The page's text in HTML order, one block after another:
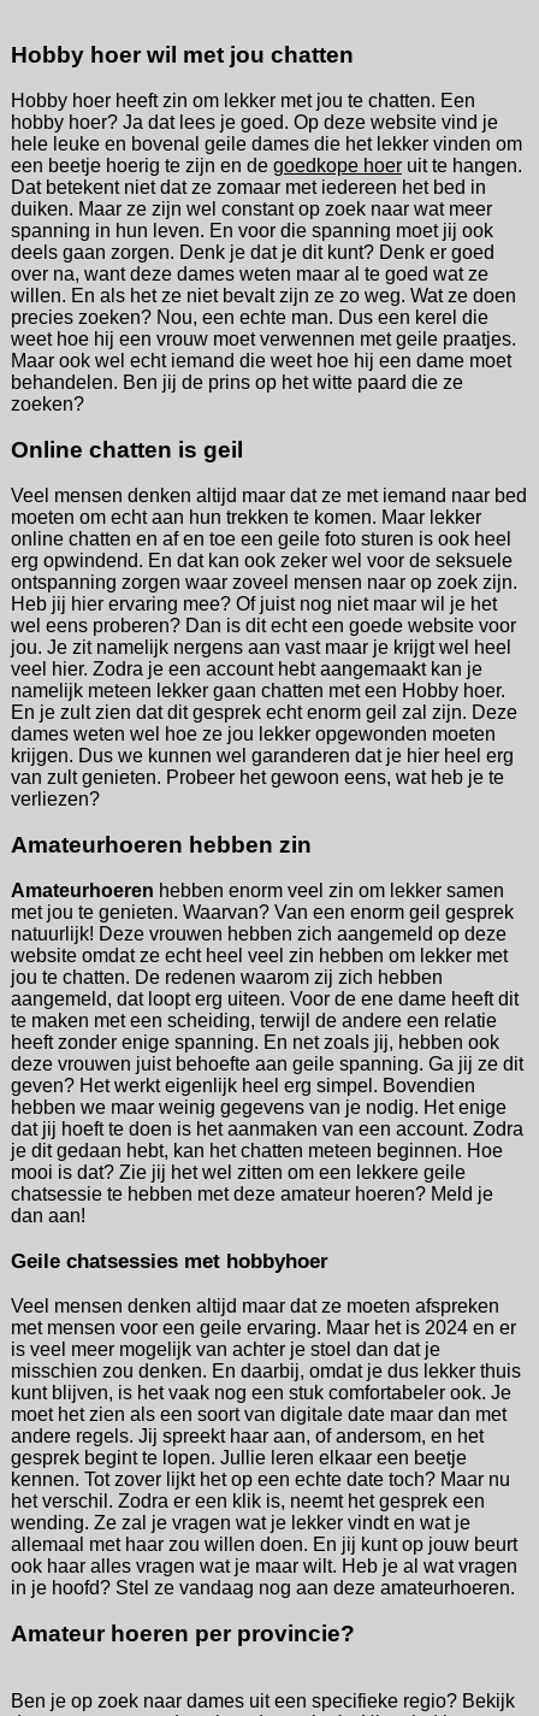
Hobby hoer wil met jou chatten
Hobby hoer heeft zin om lekker met jou te chatten. Een
hobby hoer? Ja dat lees je goed. Op deze website vind je
hele leuke en bovenal geile dames die het lekker vinden om
een beetje hoerig te zijn en de goedkope hoeruit te hangen.
Dat betekent niet dat ze zomaar met iedereen het bed in
duiken. Maar ze zijn wel constant op zoek naar wat meer
spanning in hun leven. En voor die spanning moet jij ook
deels gaan zorgen. Denk je dat je dit kunt? Denk er goed
over na, want deze dames weten maar al te goed wat ze
willen. En als het ze niet bevalt zijn ze zo weg. Wat ze doen
precies zoeken? Nou, een echte man. Dus een kerel die
weet hoe hij een vrouw moet verwennen met geile praatjes.
Maar ook wel echt iemand die weet hoe hij een dame moet
behandelen. Ben jij de prins op het witte paard die ze
zoeken?
Online chatten is geil
Veel mensen denken altijd maar dat ze met iemand naar bed
moeten om echt aan hun trekken te komen. Maar lekker
online chatten en af en toe een geile foto sturen is ook heel
erg opwindend. En dat kan ook zeker wel voor de seksuele
ontspanning zorgen waar zoveel mensen naar op zoek zijn.
Heb jij hier ervaring mee? Of juist nog niet maar wil je het
wel eens proberen? Dan is dit echt een goede website voor
jou. Je zit namelijk nergens aan vast maar je krijgt wel heel
veel hier. Zodra je een account hebt aangemaakt kan je
namelijk meteen lekker gaan chatten met een Hobby hoer.
En je zult zien dat dit gesprek echt enorm geil zal zijn. Deze
dames weten wel hoe ze jou lekker opgewonden moeten
krijgen. Dus we kunnen wel garanderen dat je hier heel erg
van zult genieten. Probeer het gewoon eens, wat heb je te
verliezen?
Amateurhoeren hebben zin
Amateurhoeren hebben enorm veel zin om lekker samen
met jou te genieten. Waarvan? Van een enorm geil gesprek
natuurlijk! Deze vrouwen hebben zich aangemeld op deze
website omdat ze echt heel veel zin hebben om lekker met
jou te chatten. De redenen waarom zij zich hebben
aangemeld, dat loopt erg uiteen. Voor de ene dame heeft dit
te maken met een scheiding, terwijl de andere een relatie
heeft zonder enige spanning. En net zoals jij, hebben ook
deze vrouwen juist behoefte aan geile spanning. Ga jij ze dit
geven? Het werkt eigenlijk heel erg simpel. Bovendien
hebben we maar weinig gegevens van je nodig. Het enige
dat jij hoeft te doen is het aanmaken van een account. Zodra
je dit gedaan hebt, kan het chatten meteen beginnen. Hoe
mooi is dat? Zie jij het wel zitten om een lekkere geile
chatsessie te hebben met deze amateur hoeren? Meld je
dan aan!
Geile chatsessies met hobbyhoer
Veel mensen denken altijd maar dat ze moeten afspreken
met mensen voor een geile ervaring. Maar het is 2024 en er
is veel meer mogelijk van achter je stoel dan dat je
misschien zou denken. En daarbij, omdat je dus lekker thuis
kunt blijven, is het vaak nog een stuk comfortabeler ook. Je
moet het zien als een soort van digitale date maar dan met
andere regels. Jij spreekt haar aan, of andersom, en het
gesprek begint te lopen. Jullie leren elkaar een beetje
kennen. Tot zover lijkt het op een echte date toch? Maar nu
het verschil. Zodra er een klik is, neemt het gesprek een
wending. Ze zal je vragen wat je lekker vindt en wat je
allemaal met haar zou willen doen. En jij kunt op jouw beurt
ook haar alles vragen wat je maar wilt. Heb je al wat vragen
in je hoofd? Stel ze vandaag nog aan deze amateurhoeren.
Amateur hoeren per provincie?
Ben je op zoek naar dames uit een specifieke regio? Bekijk